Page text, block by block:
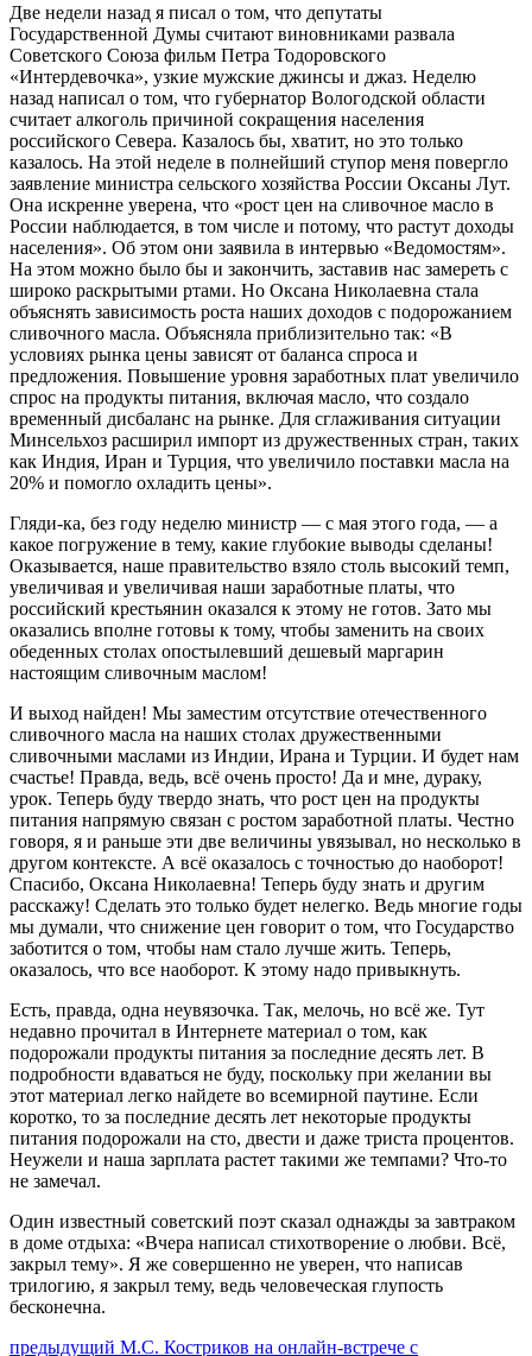
Две недели назад я писал о том, что депутаты
Государственной Думы считают виновниками развала
Советского Союза фильм Петра Тодоровского
«Интердевочка», узкие мужские джинсы и джаз. Неделю
назад написал о том, что губернатор Вологодской области
считает алкоголь причиной сокращения населения
российского Севера. Казалось бы, хватит, но это только
казалось. На этой неделе в полнейший ступор меня повергло
заявление министра сельского хозяйства России Оксаны Лут.
Она искренне уверена, что «рост цен на сливочное масло в
России наблюдается, в том числе и потому, что растут доходы
населения». Об этом они заявила в интервью «Ведомостям».
На этом можно было бы и закончить, заставив нас замереть с
широко раскрытыми ртами. Но Оксана Николаевна стала
объяснять зависимость роста наших доходов с подорожанием
сливочного масла. Объясняла приблизительно так: «В
условиях рынка цены зависят от баланса спроса и
предложения. Повышение уровня заработных плат увеличило
спрос на продукты питания, включая масло, что создало
временный дисбаланс на рынке. Для сглаживания ситуации
Минсельхоз расширил импорт из дружественных стран, таких
как Индия, Иран и Турция, что увеличило поставки масла на
20% и помогло охладить цены».
Гляди-ка, без году неделю министр — с мая этого года, — а
какое погружение в тему, какие глубокие выводы сделаны!
Оказывается, наше правительство взяло столь высокий темп,
увеличивая и увеличивая наши заработные платы, что
российский крестьянин оказался к этому не готов. Зато мы
оказались вполне готовы к тому, чтобы заменить на своих
обеденных столах опостылевший дешевый маргарин
настоящим сливочным маслом!
И выход найден! Мы заместим отсутствие отечественного
сливочного масла на наших столах дружественными
сливочными маслами из Индии, Ирана и Турции. И будет нам
счастье! Правда, ведь, всё очень просто! Да и мне, дураку,
урок. Теперь буду твердо знать, что рост цен на продукты
питания напрямую связан с ростом заработной платы. Честно
говоря, я и раньше эти две величины увязывал, но несколько в
другом контексте. А всё оказалось с точностью до наоборот!
Спасибо, Оксана Николаевна! Теперь буду знать и другим
расскажу! Сделать это только будет нелегко. Ведь многие годы
мы думали, что снижение цен говорит о том, что Государство
заботится о том, чтобы нам стало лучше жить. Теперь,
оказалось, что все наоборот. К этому надо привыкнуть.
Есть, правда, одна неувязочка. Так, мелочь, но всё же. Тут
недавно прочитал в Интернете материал о том, как
подорожали продукты питания за последние десять лет. В
подробности вдаваться не буду, поскольку при желании вы
этот материал легко найдете во всемирной паутине. Если
коротко, то за последние десять лет некоторые продукты
питания подорожали на сто, двести и даже триста процентов.
Неужели и наша зарплата растет такими же темпами? Что-то
не замечал.
Один известный советский поэт сказал однажды за завтраком
в доме отдыха: «Вчера написал стихотворение о любви. Всё,
закрыл тему». Я же совершенно не уверен, что написав
трилогию, я закрыл тему, ведь человеческая глупость
бесконечна.
предыдущий Предыдущий
М.С. Костриков на онлайн-встрече с